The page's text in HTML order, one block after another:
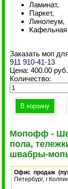
Ламинат,
Паркет,
Линолеум,
Кафельная
Заказать моп
911 910-41-13
Цена:400.00 руб.
Количество:
Мопофф -
пола,
швабры-
Офис продаж
Петербург, г